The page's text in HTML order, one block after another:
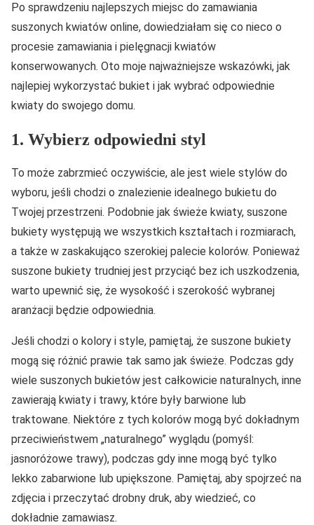
Po sprawdzeniu najlepszych miejsc do zamawiania
suszonych kwiatów online, dowiedziałam się co nieco o
procesie zamawiania i pielęgnacji kwiatów
konserwowanych. Oto moje najważniejsze wskazówki, jak
najlepiej wykorzystać bukiet i jak wybrać odpowiednie
kwiaty do swojego domu.
1. Wybierz odpowiedni styl
To może zabrzmieć oczywiście, ale jest wiele stylów do
wyboru, jeśli chodzi o znalezienie idealnego bukietu do
Twojej przestrzeni. Podobnie jak świeże kwiaty, suszone
bukiety występują we wszystkich kształtach i rozmiarach,
a także w zaskakująco szerokiej palecie kolorów. Ponieważ
suszone bukiety trudniej jest przyciąć bez ich uszkodzenia,
warto upewnić się, że wysokość i szerokość wybranej
aranżacji będzie odpowiednia.
Jeśli chodzi o kolory i style, pamiętaj, że suszone bukiety
mogą się różnić prawie tak samo jak świeże. Podczas gdy
wiele suszonych bukietów jest całkowicie naturalnych, inne
zawierają kwiaty i trawy, które były barwione lub
traktowane. Niektóre z tych kolorów mogą być dokładnym
przeciwieństwem „naturalnego” wyglądu (pomyśl:
jasnoróżowe trawy), podczas gdy inne mogą być tylko
lekko zabarwione lub upiększone. Pamiętaj, aby spojrzeć na
zdjęcia i przeczytać drobny druk, aby wiedzieć, co
dokładnie zamawiasz.